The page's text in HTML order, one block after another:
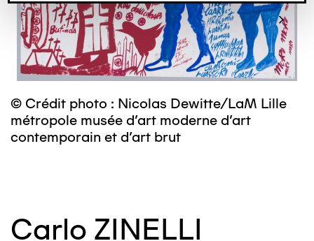
© Crédit photo : Nicolas Dewitte/LaM Lille
métropole musée d’art moderne d’art
contemporain et d’art brut
Carlo ZINELLI